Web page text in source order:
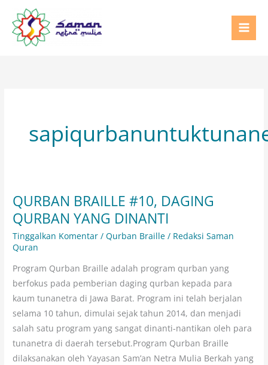
Lewati
konten
QURBAN BRAILLE #10, DAGING
QURBAN YANG DINANTI
Tinggalkan Komentar /Qurban Braille / Redaksi Saman
Quran
Program Qurban Braille adalah program qurban yang
berfokus pada pemberian daging qurban kepada para
kaum tunanetra di Jawa Barat. Program ini telah berjalan
selama 10 tahun, dimulai sejak tahun 2014, dan menjadi
salah satu program yang sangat dinanti-nantikan oleh para
tunanetra di daerah tersebut.Program Qurban Braille
dilaksanakan oleh Yayasan Sam’an Netra Mulia Berkah yang
QURBAN
BRAILLE
#10,
DAGING
YANG
DINANTI